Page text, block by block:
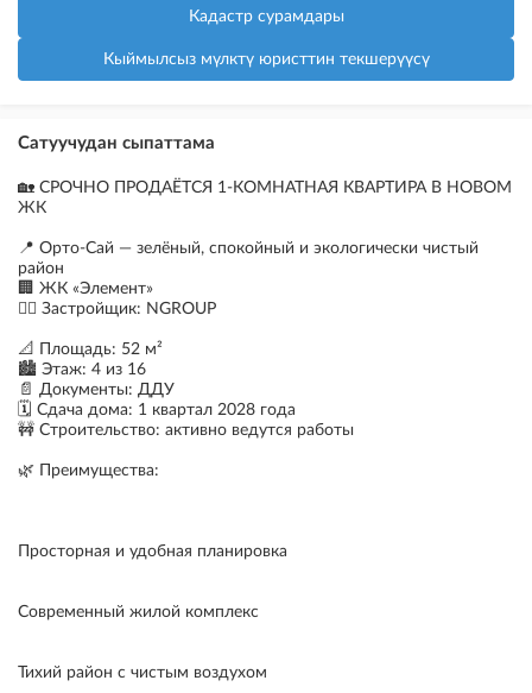
Кадастр сурамдары
Кыймылсыз мүлктү юристтин текшерүүсү
Сатуучудан сыпаттама
🏡 СРОЧНО ПРОДАЁТСЯ 1-КОМНАТНАЯ КВАРТИРА В НОВОМ
ЖК
📍 Орто-Сай — зелёный, спокойный и экологически чистый
район
🏢 ЖК «Элемент»
👷‍♂️ Застройщик: NGROUP
📐 Площадь: 52 м²
🏙 Этаж: 4 из 16
📄 Документы: ДДУ
🗓 Сдача дома: 1 квартал 2028 года
🚧 Строительство: активно ведутся работы
🌿 Преимущества:
Просторная и удобная планировка
Современный жилой комплекс
Тихий район с чистым воздухом